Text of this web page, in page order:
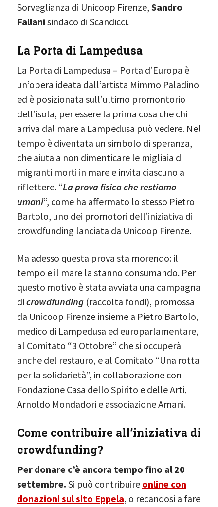
Sorveglianza di Unicoop Firenze, Sandro
Fallani sindaco di Scandicci.
La Porta di Lampedusa
La Porta di Lampedusa – Porta d’Europa è
un’opera ideata dall’artista Mimmo Paladino
ed è posizionata sull’ultimo promontorio
dell’isola, per essere la prima cosa che chi
arriva dal mare a Lampedusa può vedere. Nel
tempo è diventata un simbolo di speranza,
che aiuta a non dimenticare le migliaia di
migranti morti in mare e invita ciascuno a
riflettere. “La prova fisica che restiamo
umani“, come ha affermato lo stesso Pietro
Bartolo, uno dei promotori dell’iniziativa di
crowdfunding lanciata da Unicoop Firenze.
Ma adesso questa prova sta morendo: il
tempo e il mare la stanno consumando. Per
questo motivo è stata avviata una campagna
di crowdfunding (raccolta fondi), promossa
da Unicoop Firenze insieme a Pietro Bartolo,
medico di Lampedusa ed europarlamentare,
al Comitato “3 Ottobre” che si occuperà
anche del restauro, e al Comitato “Una rotta
per la solidarietà”, in collaborazione con
Fondazione Casa dello Spirito e delle Arti,
Arnoldo Mondadori e associazione Amani.
Come contribuire all’iniziativa di
crowdfunding?
Per donare c’è ancora tempo fino al 20
settembre. Si può contribuire online con
donazioni sul sito Eppela, o recandosi a fare